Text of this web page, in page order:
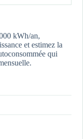
kWh/an,
et estimez la
qui